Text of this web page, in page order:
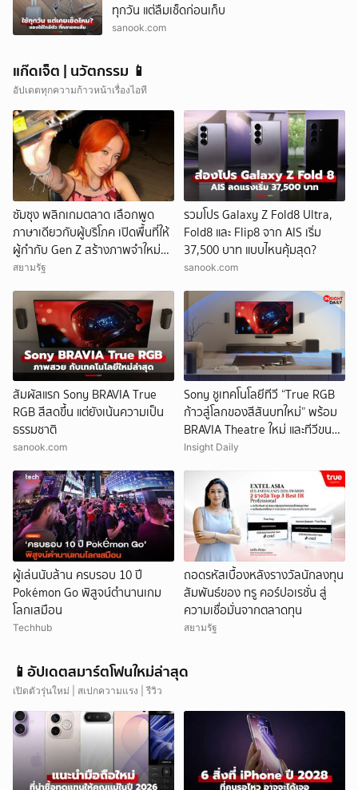
ทุกวัน แต่ลืมเช็ดก่อนเก็บ
sanook.com
แก๊ดเจ็ต | นวัตกรรม 📱
อัปเดตทุกความก้าวหน้าเรื่องไอที
ซัมซุง พลิกเกมตลาด เลือกพูด
ภาษาเดียวกับผู้บริโภค เปิดพื้นที่ให้
ผู้กำกับ Gen Z สร้างภาพจำใหม่
ของ Galaxy Z Series
สยามรัฐ
รวมโปร Galaxy Z Fold8 Ultra,
Fold8 และ Flip8 จาก AIS เริ่ม
37,500 บาท แบบไหนคุ้มสุด?
sanook.com
สัมผัสแรก Sony BRAVIA True
RGB สีสดขึ้น แต่ยังเน้นความเป็น
ธรรมชาติ
sanook.com
Sony ชูเทคโนโลยีทีวี “True RGB
ก้าวสู่โลกของสีสันบทใหม่” พร้อม
BRAVIA Theatre ใหม่ และทีวีขนาด
100 นิ้ว
Insight Daily
ผู้เล่นนับล้าน ครบรอบ 10 ปี
Pokémon Go พิสูจน์ตำนานเกม
โลกเสมือน
Techhub
ถอดรหัสเบื้องหลังรางวัลนักลงทุน
สัมพันธ์ของ ทรู คอร์ปอเรชั่น สู่
ความเชื่อมั่นจากตลาดทุน
สยามรัฐ
📱อัปเดตสมาร์ตโฟนใหม่ล่าสุด
เปิดตัวรุ่นใหม่ | สเปกความแรง | รีวิว